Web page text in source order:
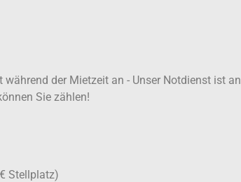
der Mietzeit an - Unser Notdienst ist an
Sie zählen!
Stellplatz)